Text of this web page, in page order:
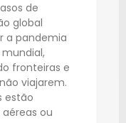
de
global
a pandemia
fronteiras e
viajarem.
estão
ou